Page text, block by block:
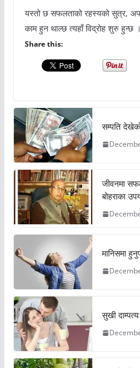
यस्तो छ सफलताको रहस्यको सुत्र,
काम हुन थाल्छ त्यहाँ विद्रोह शुरु हुन्छ
Share this:
सम्पति
जीवनमा
बोहराका
मानिसमा
सुखी